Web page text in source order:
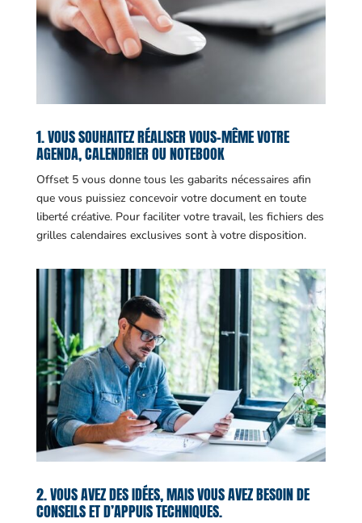
1. VOUS SOUHAITEZ RÉALISER VOUS-MÊME VOTRE
AGENDA, CALENDRIER OU NOTEBOOK
Offset 5 vous donne tous les gabarits nécessaires afin
que vous puissiez concevoir votre document en toute
liberté créative. Pour faciliter votre travail, les fichiers des
grilles calendaires exclusives sont à votre disposition.
2. VOUS AVEZ DES IDÉES, MAIS VOUS AVEZ BESOIN DE
CONSEILS ET D’APPUIS TECHNIQUES.